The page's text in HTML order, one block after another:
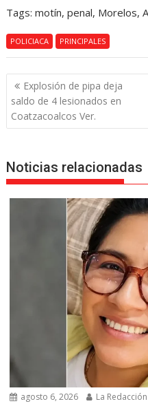
Tags: motín, penal, Morelos,
POLICIACA PRINCIPALES
Navegación
de
entradas
Explosión de pipa deja
saldo de 4 lesionados en
Coatzacoalcos Ver.
Noticias relacionadas
agosto 6, 2026 La Redacción